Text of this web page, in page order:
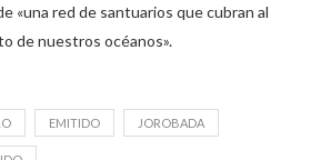
«una red de santuarios que cubran al
de nuestros océanos».
EMITIDO JOROBADA